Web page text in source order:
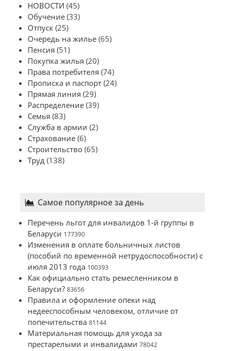
НОВОСТИ (45)
Обучение (33)
Отпуск (25)
Очередь на жилье (65)
Пенсия (51)
Покупка жилья (20)
Права потребителя (74)
Прописка и паспорт (24)
Прямая линия (29)
Распределение (39)
Семья (83)
Служба в армии (2)
Страхование (6)
Строительство (65)
Труд (138)
Самое популярное за день
Перечень льгот для инвалидов 1-й группы в
Беларуси 177390
Изменения в оплате больничных листов
(пособий по временной нетрудоспособности) с
июля 2013 года 100393
Как официально стать ремесленником в
Беларуси? 83656
Правила и оформление опеки над
недееспособным человеком, отличие от
попечительства 81144
Материальная помощь для ухода за
престарелыми и инвалидами 78042